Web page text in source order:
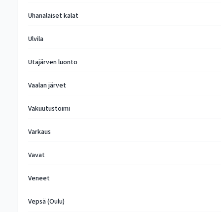
Uhanalaiset kalat
Ulvila
Utajärven luonto
Vaalan järvet
Vakuutustoimi
Varkaus
Vavat
Veneet
Vepsä (Oulu)